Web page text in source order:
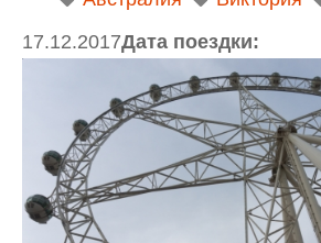
Дата поездки:
17.12.2017